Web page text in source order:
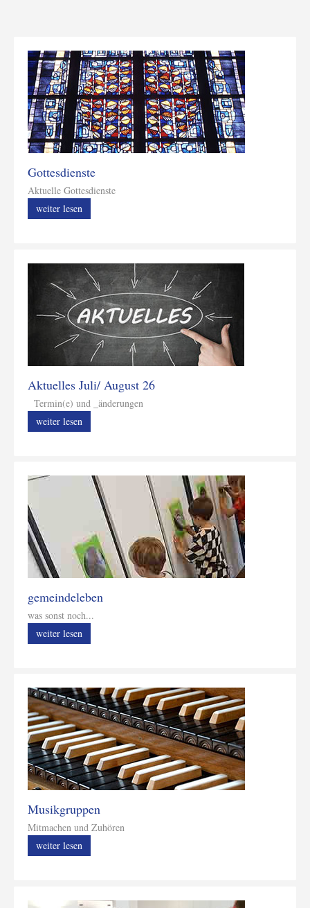
Gottesdienste
Aktuelle Gottesdienste
weiter lesen
Aktuelles Juli/ August 26
Termin(e) und _änderungen
weiter lesen
gemeindeleben
was sonst noch...
weiter lesen
Musikgruppen
Mitmachen und Zuhören
weiter lesen